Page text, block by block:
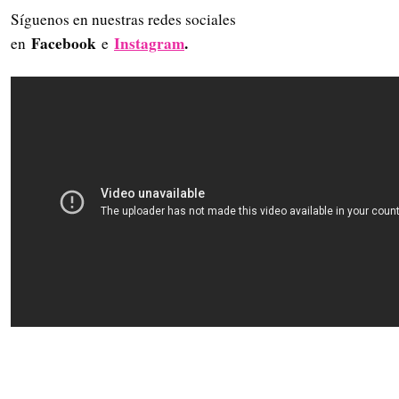
Síguenos en nuestras redes sociales
en Facebook e Instagram.